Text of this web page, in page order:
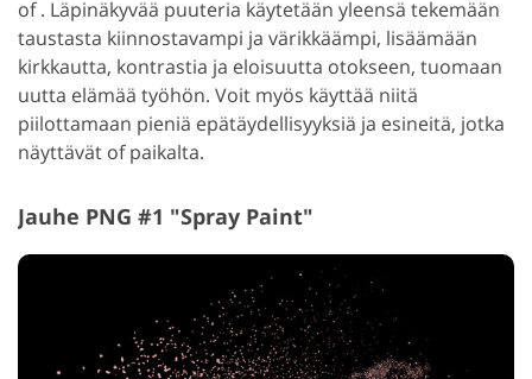
of . Läpinäkyvää puuteria käytetään yleensä tekemään
taustasta kiinnostavampi ja värikkäämpi, lisäämään
kirkkautta, kontrastia ja eloisuutta otokseen, tuomaan
uutta elämää työhön. Voit myös käyttää niitä
piilottamaan pieniä epätäydellisyyksiä ja esineitä, jotka
näyttävät of paikalta.
Jauhe PNG #1 "Spray Paint"